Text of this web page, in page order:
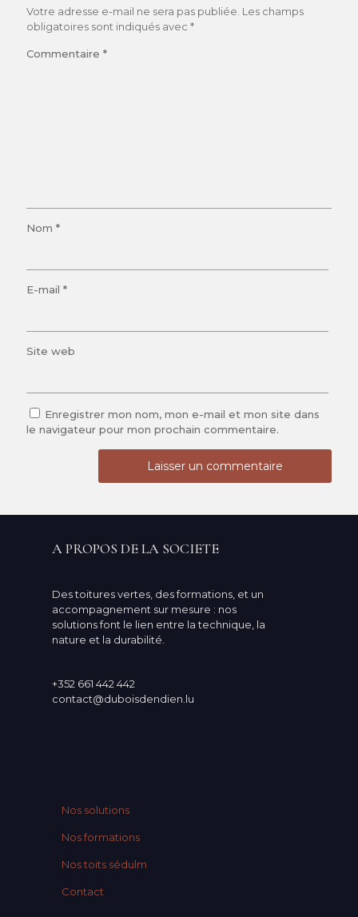
Votre adresse e-mail ne sera pas publiée. Les champs
obligatoires sont indiqués avec *
Commentaire *
Nom *
E-mail *
Site web
Enregistrer mon nom, mon e-mail et mon site dans
le navigateur pour mon prochain commentaire.
A PROPOS DE LA SOCIETE
Des toitures vertes, des formations, et un
accompagnement sur mesure : nos
solutions font le lien entre la technique, la
nature et la durabilité.
+352 661 442 442
contact@duboisdendien.lu
Nos solutions
Nos formations
Nos toits sédulm
Contact